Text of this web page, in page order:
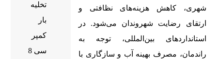
شهری، کاهش هزینه‌های نظافتی و
ارتقای رضایت شهروندان می‌شود. در
استانداردهای بین‌المللی، توجه به
راندمان، مصرف بهینه آب و سازگاری با
تخلیه
بار
کمپر
سی 8